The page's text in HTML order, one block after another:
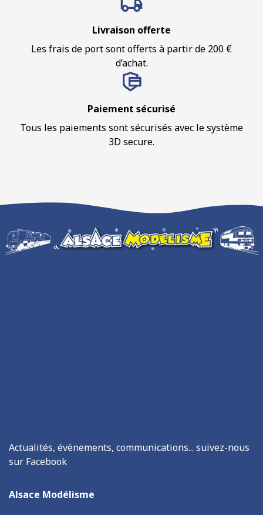
Livraison offerte
Les frais de port sont offerts à partir de 200 €
d’achat.
Paiement sécurisé
Tous les paiements sont sécurisés avec le système
3D secure.
Actualités, évènements, communications... suivez-nous
sur Facebook
Alsace Modélisme